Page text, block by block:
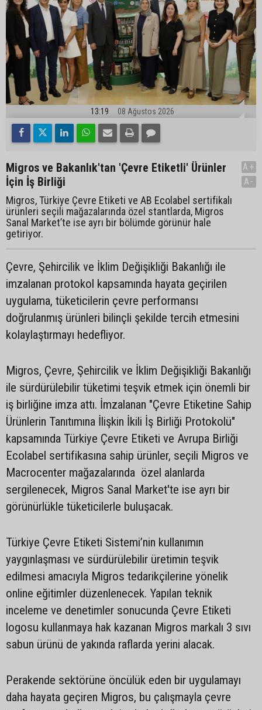
13:19 08 Ağustos 2026
Migros ve Bakanlık'tan 'Çevre Etiketli' Ürünler
İçin İş Birliği
Migros, Türkiye Çevre Etiketi ve AB Ecolabel sertifikalı
ürünleri seçili mağazalarında özel stantlarda, Migros
Sanal Market’te ise ayrı bir bölümde görünür hale
getiriyor.
A+
A-
Çevre, Şehircilik ve İklim Değişikliği Bakanlığı ile
imzalanan protokol kapsamında hayata geçirilen
uygulama, tüketicilerin çevre performansı
doğrulanmış ürünleri bilinçli şekilde tercih etmesini
kolaylaştırmayı hedefliyor.
Migros, Çevre, Şehircilik ve İklim Değişikliği Bakanlığı
ile sürdürülebilir tüketimi teşvik etmek için önemli bir
iş birliğine imza attı. İmzalanan "Çevre Etiketine Sahip
Ürünlerin Tanıtımına İlişkin İkili İş Birliği Protokolü"
kapsamında Türkiye Çevre Etiketi ve Avrupa Birliği
Ecolabel sertifikasına sahip ürünler, seçili Migros ve
Macrocenter mağazalarında özel alanlarda
sergilenecek, Migros Sanal Market'te ise ayrı bir
görünürlükle tüketicilerle buluşacak.
Türkiye Çevre Etiketi Sistemi’nin kullanımın
yaygınlaşması ve sürdürülebilir üretimin teşvik
edilmesi amacıyla Migros tedarikçilerine yönelik
online eğitimler düzenlenecek. Yapılan teknik
inceleme ve denetimler sonucunda Çevre Etiketi
logosu kullanmaya hak kazanan Migros markalı 3 sıvı
sabun ürünü de yakında raflarda yerini alacak.
Perakende sektörüne öncülük eden bir uygulamayı
daha hayata geçiren Migros, bu çalışmayla çevre